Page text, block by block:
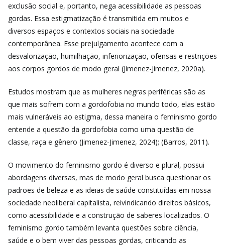
exclusão social e, portanto, nega acessibilidade as pessoas
gordas. Essa estigmatização é transmitida em muitos e
diversos espaços e contextos sociais na sociedade
contemporânea. Esse prejulgamento acontece com a
desvalorização, humilhação, inferiorização, ofensas e restrições
aos corpos gordos de modo geral (Jimenez-Jimenez, 2020a).
Estudos mostram que as mulheres negras periféricas são as
que mais sofrem com a gordofobia no mundo todo, elas estão
mais vulneráveis ao estigma, dessa maneira o feminismo gordo
entende a questão da gordofobia como uma questão de
classe, raça e gênero (Jimenez-Jimenez, 2024); (Barros, 2011).
O movimento do feminismo gordo é diverso e plural, possui
abordagens diversas, mas de modo geral busca questionar os
padrões de beleza e as ideias de saúde constituídas em nossa
sociedade neoliberal capitalista, reivindicando direitos básicos,
como acessibilidade e a construção de saberes localizados. O
feminismo gordo também levanta questões sobre ciência,
saúde e o bem viver das pessoas gordas, criticando as